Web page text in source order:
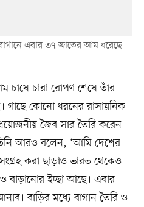
এবার ৩৭ জাতের আম ধরেছে
চারা রোপণ শেষে তাঁর
কোনো ধরনের রাসায়নিক
জৈব সার তৈরি করেন
আরও বলেন, ‘আমি দেশের
করা ছাড়াও ভারত থেকেও
ইচ্ছা আছে। এবার
বাড়ির মধ্যে বাগান তৈরি ও